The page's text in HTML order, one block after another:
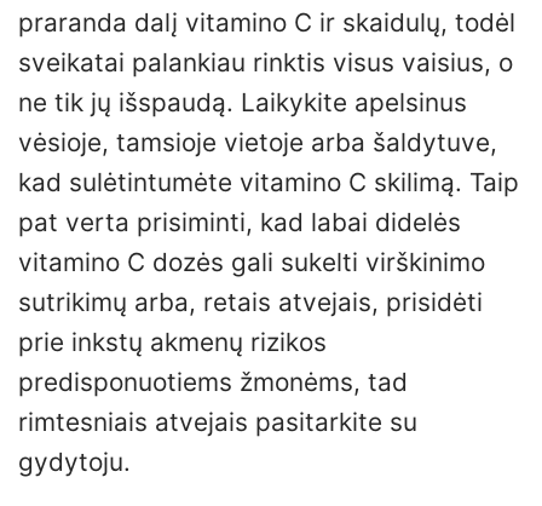
praranda dalį vitamino C ir skaidulų, todėl
sveikatai palankiau rinktis visus vaisius, o
ne tik jų išspaudą. Laikykite apelsinus
vėsioje, tamsioje vietoje arba šaldytuve,
kad sulėtintumėte vitamino C skilimą. Taip
pat verta prisiminti, kad labai didelės
vitamino C dozės gali sukelti virškinimo
sutrikimų arba, retais atvejais, prisidėti
prie inkstų akmenų rizikos
predisponuotiems žmonėms, tad
rimtesniais atvejais pasitarkite su
gydytoju.